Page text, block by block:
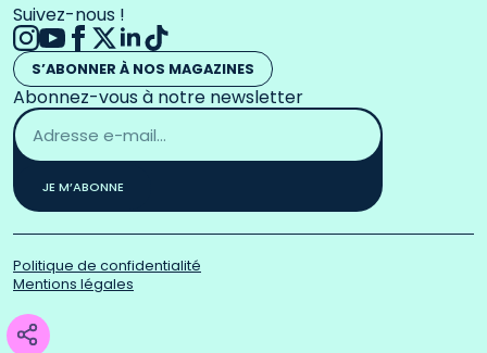
Suivez-nous !
S’ABONNER À NOS MAGAZINES
Abonnez-vous à notre newsletter
Adresse
email
*
JE M’ABONNE
Politique de confidentialité
Mentions légales